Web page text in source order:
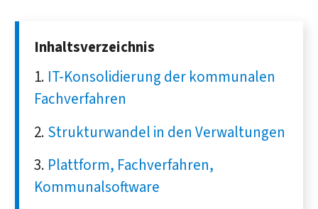
Inhaltsverzeichnis
IT-Konsolidierung der kommunalen
Fachverfahren
Strukturwandel in den Verwaltungen
Plattform, Fachverfahren,
Kommunalsoftware